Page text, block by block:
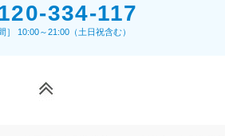
334-117
］ 10:00～21:00（土日祝含む）